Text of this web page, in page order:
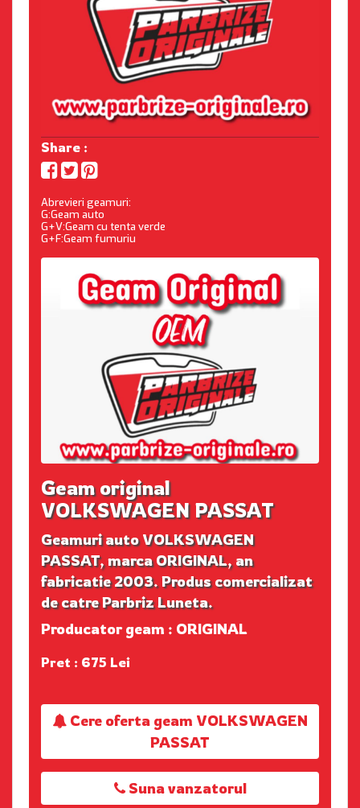
Share :
Abrevieri geamuri:
G:Geam auto
G+V:Geam cu tenta verde
G+F:Geam fumuriu
Geam original
VOLKSWAGEN PASSAT
Geamuri auto VOLKSWAGEN
PASSAT, marca ORIGINAL, an
fabricatie 2003. Produs comercializat
de catre Parbriz Luneta.
Producator geam : ORIGINAL
Pret : 675 Lei
Cere oferta geam VOLKSWAGEN
PASSAT
Suna vanzatorul